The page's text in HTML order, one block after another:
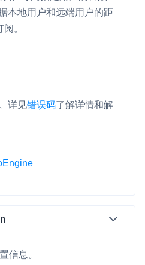
本地用户和远端用户的距
。
详见错误码了解详情和解
信息。